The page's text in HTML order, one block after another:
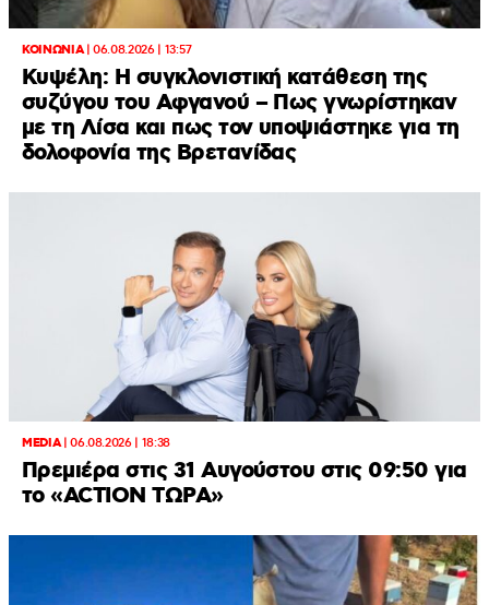
ΚΟΙΝΩΝΙΑ|06.08.2026 | 13:57
Κυψέλη: Η συγκλονιστική κατάθεση της
συζύγου του Αφγανού – Πως γνωρίστηκαν
με τη Λίσα και πως τον υποψιάστηκε για τη
δολοφονία της Βρετανίδας
MEDIA|06.08.2026 | 18:38
Πρεμιέρα στις 31 Αυγούστου στις 09:50 για
το «ACTION ΤΩΡΑ»